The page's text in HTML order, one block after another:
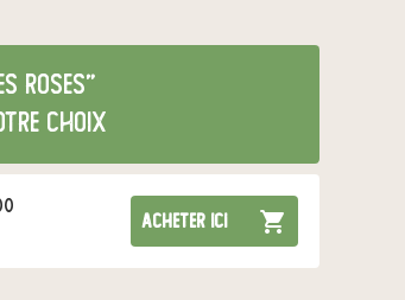
Roses"
choix
acheter ici